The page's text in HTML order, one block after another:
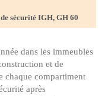
sécurité IGH, GH 60
dans les immeubles
et de
chaque compartiment
après